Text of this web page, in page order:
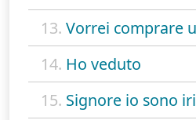
13. Vorrei comprare
14. Ho veduto
15. Signore io sono